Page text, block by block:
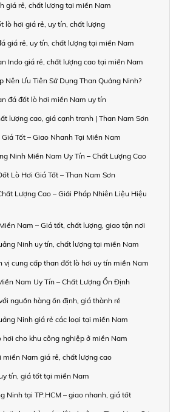
giá rẻ, chất lượng tại miền Nam
lò hơi giá rẻ, uy tín, chất lượng
giá rẻ, uy tín, chất lượng tại miền Nam
Indo giá rẻ, chất lượng cao tại miền Nam
Nên Ưu Tiên Sử Dụng Than Quảng Ninh?
đá đốt lò hơi miền Nam uy tín
lượng cao, giá cạnh tranh | Than Nam Sơn
Tốt – Giao Nhanh Tại Miền Nam
Ninh Miền Nam Uy Tín – Chất Lượng Cao
Lò Hơi Giá Tốt – Than Nam Sơn
Lượng Cao – Giải Pháp Nhiên Liệu Hiệu
Nam – Giá tốt, chất lượng, giao tận nơi
Ninh uy tín, chất lượng tại miền Nam
vị cung cấp than đốt lò hơi uy tín miền Nam
Nam Uy Tín – Chất Lượng Ổn Định
nguồn hàng ổn định, giá thành rẻ
Ninh giá rẻ các loại tại miền Nam
hơi cho khu công nghiệp ở miền Nam
miền Nam giá rẻ, chất lượng cao
tín, giá tốt tại miền Nam
Ninh tại TP.HCM – giao nhanh, giá tốt